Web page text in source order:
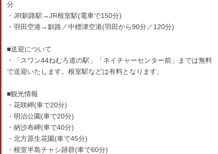
分
・JR釧路駅→JR根室駅(電車で150分)
・羽田空港→釧路／中標津空港(羽田から90分／120分)
■送迎について
・「スワン44ねむろ道の駅」「ネイチャーセンター前」までは無料
で送迎いたします。根室駅などは有料となります。
■観光情報
・花咲岬(車で20分)
・明治公園(車で20分)
・納沙布岬(車で40分)
・北方原生花園(車で45分)
・根室半島チャシ跡群(車で60分)